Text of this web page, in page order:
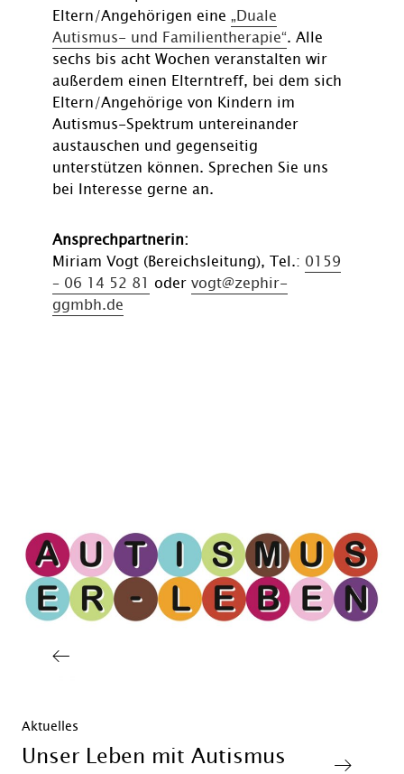
Eltern/Angehörigen eine „Duale
Autismus- und Familientherapie“. Alle
sechs bis acht Wochen veranstalten wir
außerdem einen Elterntreff, bei dem sich
Eltern/Angehörige von Kindern im
Autismus-Spektrum untereinander
austauschen und gegenseitig
unterstützen können. Sprechen Sie uns
bei Interesse gerne an.
Ansprechpartnerin:
Miriam Vogt (Bereichsleitung), Tel.: 0159
– 06 14 52 81 oder vogt@zephir-
ggmbh.de
Aktuelles
Unser Leben mit Autismus